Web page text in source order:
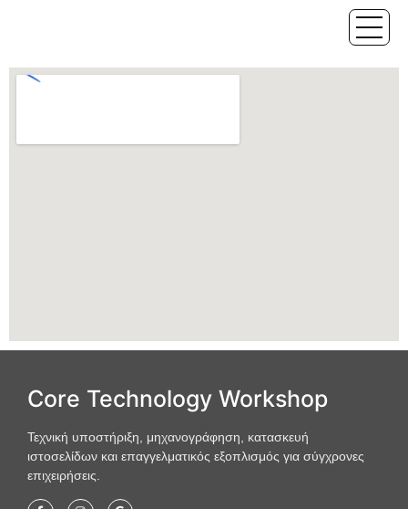
Core Technology Workshop
Τεχνική υποστήριξη, μηχανογράφηση, κατασκευή
ιστοσελίδων και επαγγελματικός εξοπλισμός για σύγχρονες
επιχειρήσεις.